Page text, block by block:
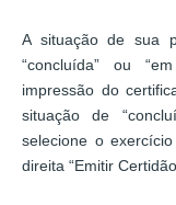
A situação de sua
“concluída” ou
impressão do
situação de
selecione o
direita “Emitir